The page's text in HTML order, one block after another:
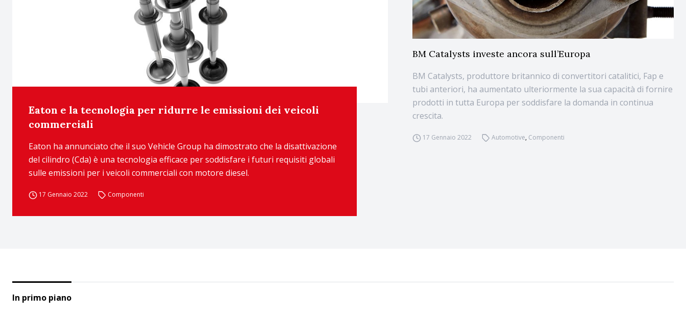
Eaton e la tecnologia per ridurre le emissioni dei veicoli
commerciali
Eaton ha annunciato che il suo Vehicle Group ha dimostrato che la disattivazione
del cilindro (Cda) è una tecnologia efficace per soddisfare i futuri requisiti globali
sulle emissioni per i veicoli commerciali con motore diesel.
17 Gennaio 2022 Componenti
BM Catalysts investe ancora sull’Europa
BM Catalysts, produttore britannico di convertitori catalitici, Fap e
tubi anteriori, ha aumentato ulteriormente la sua capacità di fornire
prodotti in tutta Europa per soddisfare la domanda in continua
crescita.
17 Gennaio 2022 Automotive, Componenti
In primo piano